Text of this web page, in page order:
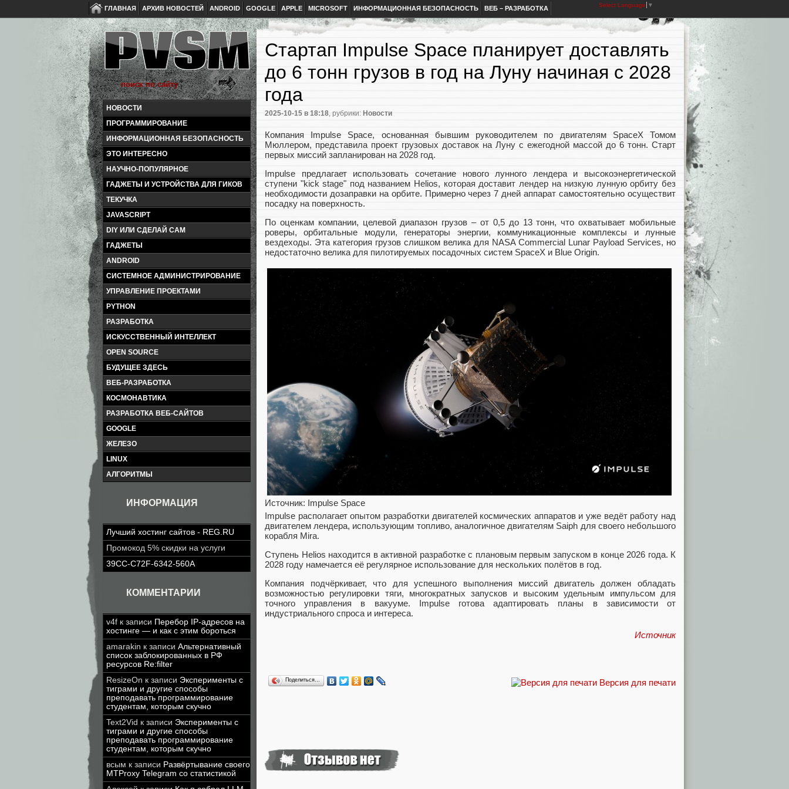
ГЛАВНАЯ АРХИВ НОВОСТЕЙ ANDROID GOOGLE APPLE MICROSOFT ИНФОРМАЦИОННАЯ БЕЗОПАСНОСТЬ ВЕБ – РАЗРАБОТКА Select Language ▼
НОВОСТИ
ПРОГРАММИРОВАНИЕ
ИНФОРМАЦИОННАЯ БЕЗОПАСНОСТЬ
ЭТО ИНТЕРЕСНО
НАУЧНО-ПОПУЛЯРНОЕ
ГАДЖЕТЫ И УСТРОЙСТВА ДЛЯ ГИКОВ
ТЕКУЧКА
JAVASCRIPT
DIY ИЛИ СДЕЛАЙ САМ
ГАДЖЕТЫ
ANDROID
СИСТЕМНОЕ АДМИНИСТРИРОВАНИЕ
УПРАВЛЕНИЕ ПРОЕКТАМИ
PYTHON
РАЗРАБОТКА
ИСКУССТВЕННЫЙ ИНТЕЛЛЕКТ
OPEN SOURCE
БУДУЩЕЕ ЗДЕСЬ
ВЕБ-РАЗРАБОТКА
КОСМОНАВТИКА
РАЗРАБОТКА ВЕБ-САЙТОВ
GOOGLE
ЖЕЛЕЗО
LINUX
АЛГОРИТМЫ
ИНФОРМАЦИЯ
Лучший хостинг сайтов - REG.RU
Промокод 5% скидки на услуги
39CC-C72F-6342-560A
КОММЕНТАРИИ
v4f к записи Перебор IP-адресов на
хостинге — и как с этим бороться
amarakin к записи Альтернативный
список заблокированных в РФ
ресурсов Re:filter
ResizeOn к записи Эксперименты с
тиграми и другие способы
преподавать программирование
студентам, которым скучно
Text2Vid к записи Эксперименты с
тиграми и другие способы
преподавать программирование
студентам, которым скучно
всым к записи Развёртывание своего
MTProxy Telegram со статистикой
Стартап Impulse Space планирует доставлять
до 6 тонн грузов в год на Луну начиная с 2028
года
2025-10-15 в 18:18, рубрики: Новости
Компания Impulse Space, основанная бывшим руководителем по двигателям SpaceX Томом
Мюллером, представила проект грузовых доставок на Луну с ежегодной массой до 6 тонн. Старт
первых миссий запланирован на 2028 год.
Impulse предлагает использовать сочетание нового лунного лендера и высокоэнергетической
ступени "kick stage" под названием Helios, которая доставит лендер на низкую лунную орбиту без
необходимости дозаправки на орбите. Примерно через 7 дней аппарат самостоятельно осуществит
посадку на поверхность.
По оценкам компании, целевой диапазон грузов – от 0,5 до 13 тонн, что охватывает мобильные
роверы, орбитальные модули, генераторы энергии, коммуникационные комплексы и лунные
вездеходы. Эта категория грузов слишком велика для NASA Commercial Lunar Payload Services, но
недостаточно велика для пилотируемых посадочных систем SpaceX и Blue Origin.
Источник: Impulse Space
Impulse располагает опытом разработки двигателей космических аппаратов и уже ведёт работу над
двигателем лендера, использующим топливо, аналогичное двигателям Saiph для своего небольшого
корабля Mira.
Ступень Helios находится в активной разработке с плановым первым запуском в конце 2026 года. К
2028 году намечается её регулярное использование для нескольких полётов в год.
Компания подчёркивает, что для успешного выполнения миссий двигатель должен обладать
возможностью регулировки тяги, многократных запусков и высоким удельным импульсом для
точного управления в вакууме. Impulse готова адаптировать планы в зависимости от
индустриального спроса и интереса.
Источник
Версия для печати
Поделиться…